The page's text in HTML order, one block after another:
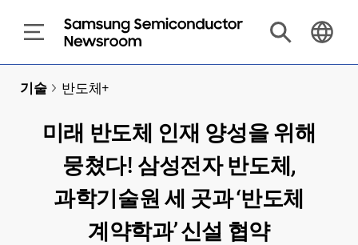
기술 > 반도체+
미래 반도체 인재 양성을 위해
뭉쳤다! 삼성전자 반도체,
과학기술원 세 곳과 ‘반도체
계약학과’ 신설 협약